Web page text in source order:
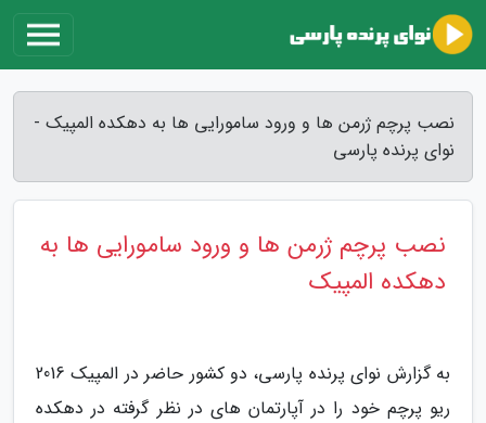
نصب پرچم ژرمن ها و ورود سامورایی ها به دهکده المپیک -
نوای پرنده پارسی
نصب پرچم ژرمن ها و ورود سامورایی ها به
دهکده المپیک
به گزارش نوای پرنده پارسی، دو کشور حاضر در المپیک 2016
ریو پرچم خود را در آپارتمان های در نظر گرفته در دهکده